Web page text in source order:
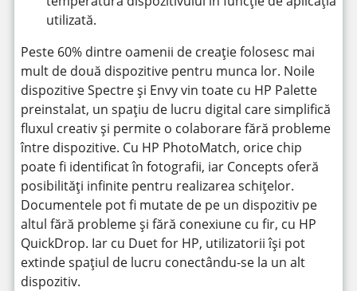
utilizată.
Peste 60% dintre oamenii de creație folosesc mai
mult de două dispozitive pentru munca lor. Noile
dispozitive Spectre și Envy vin toate cu HP Palette
preinstalat, un spațiu de lucru digital care simplifică
fluxul creativ și permite o colaborare fără probleme
între dispozitive. Cu HP PhotoMatch, orice chip
poate fi identificat în fotografii, iar Concepts oferă
posibilități infinite pentru realizarea schițelor.
Documentele pot fi mutate de pe un dispozitiv pe
altul fără probleme și fără conexiune cu fir, cu HP
QuickDrop. Iar cu Duet for HP, utilizatorii își pot
extinde spațiul de lucru conectându-se la un alt
dispozitiv.